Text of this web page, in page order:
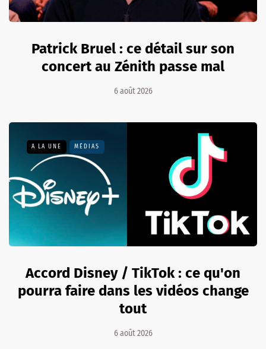
Patrick Bruel : ce détail sur son
concert au Zénith passe mal
6 août 2026
A LA UNE MÉDIAS
Accord Disney / TikTok : ce qu'on
pourra faire dans les vidéos change
tout
6 août 2026